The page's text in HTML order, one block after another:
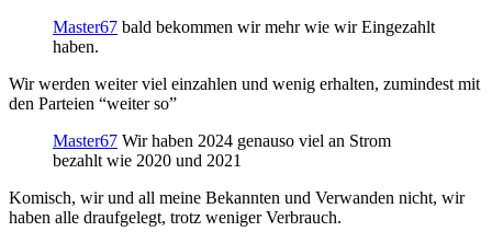
Master67 bald bekommen wir mehr wie wir Eingezahlt
haben.
Wir werden weiter viel einzahlen und wenig erhalten, zumindest mit
den Parteien “weiter so”
Master67 Wir haben 2024 genauso viel an Strom
bezahlt wie 2020 und 2021
Komisch, wir und all meine Bekannten und Verwanden nicht, wir
haben alle draufgelegt, trotz weniger Verbrauch.